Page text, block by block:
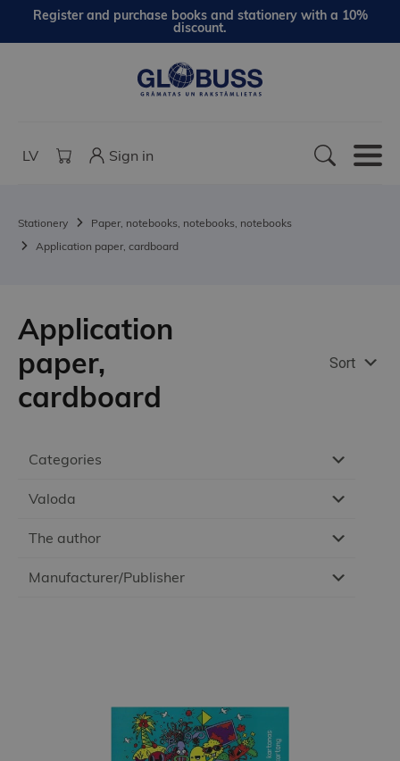
Register and purchase books and stationery with a 10%
discount.
LV Sign in
Stationery
Paper, notebooks, notebooks, notebooks
Application paper, cardboard
Categories
Valoda
The author
Manufacturer/Publisher
Application
paper,
cardboard
Sort